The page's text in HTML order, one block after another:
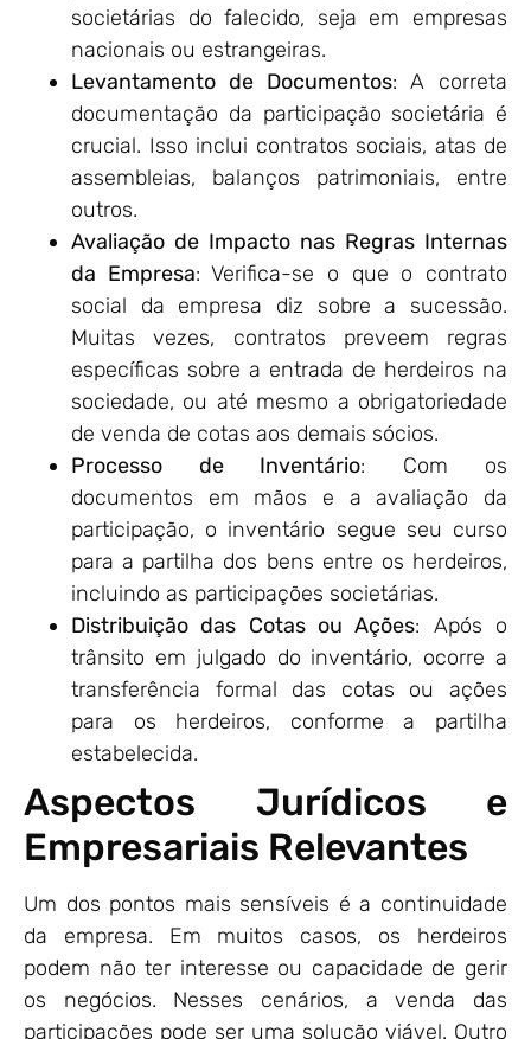
societárias do falecido, seja em empresas
nacionais ou estrangeiras.
Levantamento de Documentos: A correta
documentação da participação societária é
crucial. Isso inclui contratos sociais, atas de
assembleias, balanços patrimoniais, entre
outros.
Avaliação de Impacto nas Regras Internas
da Empresa: Verifica-se o que o contrato
social da empresa diz sobre a sucessão.
Muitas vezes, contratos preveem regras
específicas sobre a entrada de herdeiros na
sociedade, ou até mesmo a obrigatoriedade
de venda de cotas aos demais sócios.
Processo de Inventário: Com os
documentos em mãos e a avaliação da
participação, o inventário segue seu curso
para a partilha dos bens entre os herdeiros,
incluindo as participações societárias.
Distribuição das Cotas ou Ações: Após o
trânsito em julgado do inventário, ocorre a
transferência formal das cotas ou ações
para os herdeiros, conforme a partilha
estabelecida.
Aspectos Jurídicos e
Empresariais Relevantes
Um dos pontos mais sensíveis é a continuidade
da empresa. Em muitos casos, os herdeiros
podem não ter interesse ou capacidade de gerir
os negócios. Nesses cenários, a venda das
participações pode ser uma solução viável. Outro